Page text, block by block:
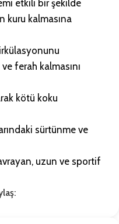
etkili bir şekilde
kuru kalmasına
ferah kalmasını
kötü koku
sürtünme ve
uzun ve sportif